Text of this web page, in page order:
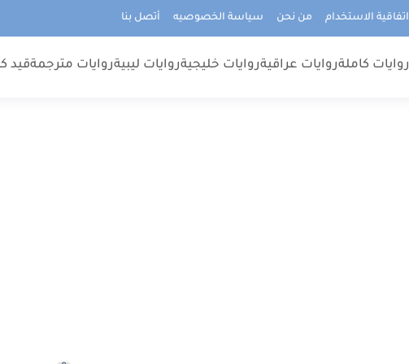
اتفاقية الاستخدام من نحن سياسة الخصوصيه أتصل بنا
روايات كاملةروايات عراقيةروايات خليجيةروايات ليبيةروايات مترجمةقيد